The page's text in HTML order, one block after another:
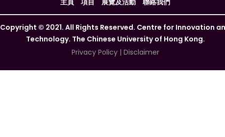
主頁 項目 展覽及活動 聯絡我們
Copyright © 2021. All Rights Reserved. Centre for Innovation
Technology. The Chinese University of Hong Kong.
Privacy Policy| Disclaimer